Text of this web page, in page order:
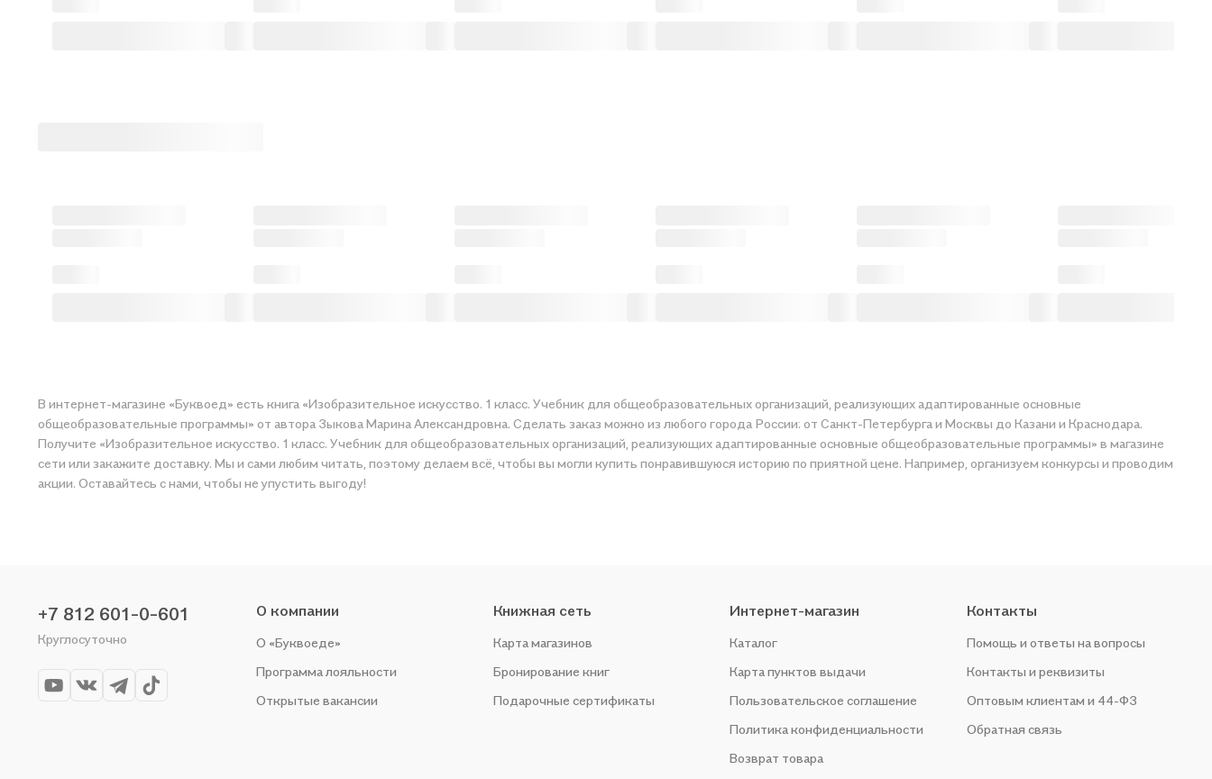
В интернет-магазине «Буквоед» есть книга «Изобразительное искусство. 1 класс. Учебник для общеобразовательных организаций, реализующих адаптированные основные
общеобразовательные программы» от автора Зыкова Марина Александровна. Сделать заказ можно из любого города России: от Санкт-Петербурга и Москвы до Казани и Краснодара.
Получите «Изобразительное искусство. 1 класс. Учебник для общеобразовательных организаций, реализующих адаптированные основные общеобразовательные программы» в магазине
сети или закажите доставку. Мы и сами любим читать, поэтому делаем всё, чтобы вы могли купить понравившуюся историю по приятной цене. Например, организуем конкурсы и проводим
акции. Оставайтесь с нами, чтобы не упустить выгоду!
+7 812 601-0-601
Круглосуточно
О компании
О «Буквоеде»
Программа лояльности
Открытые вакансии
Книжная сеть
Карта магазинов
Бронирование книг
Подарочные сертификаты
Интернет-магазин
Каталог
Карта пунктов выдачи
Пользовательское соглашение
Политика конфиденциальности
Возврат товара
Контакты
Помощь и ответы на вопросы
Контакты и реквизиты
Оптовым клиентам и 44-ФЗ
Обратная связь